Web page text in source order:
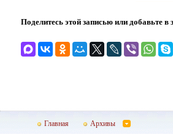
Поделитесь этой записью или добавьте в
Главная Архивы